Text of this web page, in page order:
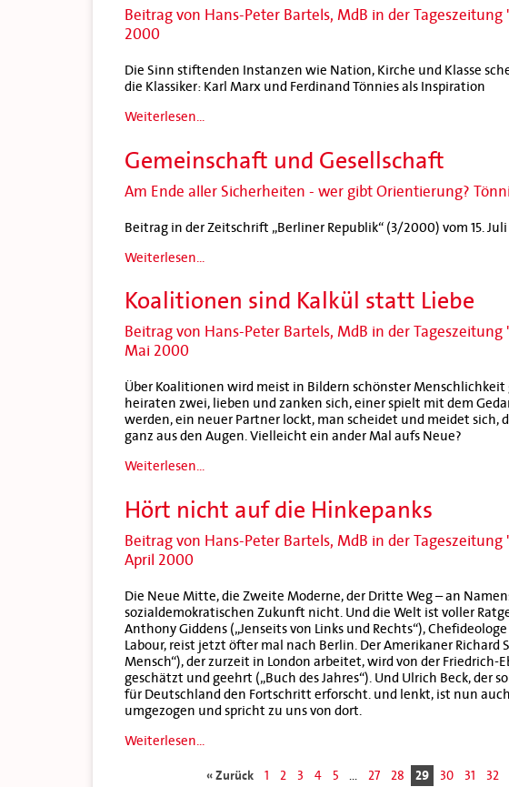
Beitrag von Hans-Peter Bartels, MdB in der Tageszeitung
2000
Die Sinn stiftenden Instanzen wie Nation, Kirche und Klasse
die Klassiker: Karl Marx und Ferdinand Tönnies als Inspiration
Weiterlesen...
Gemeinschaft und Gesellschaft
Am Ende aller Sicherheiten - wer gibt Orientierung?
Beitrag in der Zeitschrift „Berliner Republik“ (3/2000) vom 15.
Weiterlesen...
Koalitionen sind Kalkül statt Liebe
Beitrag von Hans-Peter Bartels, MdB in der Tageszeitung
Mai 2000
Über Koalitionen wird meist in Bildern schönster Menschlichkeit
heiraten zwei, lieben und zanken sich, einer spielt mit dem
werden, ein neuer Partner lockt, man scheidet und meidet sich,
ganz aus den Augen. Vielleicht ein ander Mal aufs Neue?
Weiterlesen...
Hört nicht auf die Hinkepanks
Beitrag von Hans-Peter Bartels, MdB in der Tageszeitung
April 2000
Die Neue Mitte, die Zweite Moderne, der Dritte Weg – an
sozialdemokratischen Zukunft nicht. Und die Welt ist voller
Anthony Giddens („Jenseits von Links und Rechts“),
Labour, reist jetzt öfter mal nach Berlin. Der Amerikaner Richard
Mensch“), der zurzeit in London arbeitet, wird von der Friedrich-
geschätzt und geehrt („Buch des Jahres“). Und Ulrich Beck, der
für Deutschland den Fortschritt erforscht. und lenkt, ist nun
umgezogen und spricht zu uns von dort.
Weiterlesen...
« Zurück 1 2 3 4 5 ... 27 28 29 30 31 32